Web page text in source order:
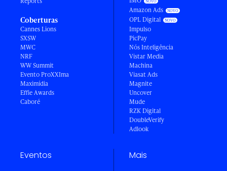
Coberturas
Cannes Lions
SXSW
MWC
NRF
WW Summit
Evento ProXXIma
Maximídia
Effie Awards
Caboré
Amazon Ads
OPL Digital
Impulso
PicPay
Nós Inteligência
Vistar Media
Machina
Viasat Ads
Magnite
Uncover
Mude
RZK Digital
DoubleVerify
Adlook
Eventos Mais